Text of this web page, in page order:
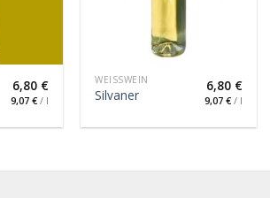
6,80 €
9,07 €/ l
WEISSWEIN
Silvaner
6,80 €
9,07 €/ l